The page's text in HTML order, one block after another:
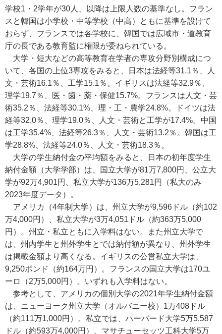
学校1・2学年が30人、以降は上限人数の基準なし。フラン
スと韓国は小学校・中等学校（中高）ともに基準を設けて
おらず、フランスでは各学校に、韓国では広域市・道教育
庁の長である教育監に権限が委ねられている。
大学・短大などの高等教育在学者の専攻分野別構成につ
いて、各国の上位3専攻をみると、日本は法経等31.1％、人
文・芸術16.1％、工学15.1％。イギリスは法経等32.9％、
理学19.7％、医・歯・薬・保健15.7%。フランスは人文・芸
術35.2％、法経等30.1%、理・工・農学24.8%。ドイツは法
経等32.0％、理学19.0％、人文・芸術と工学が17.4%。中国
は工学35.4%、法経等26.3％、人文・芸術13.2％。韓国は工
学28.8%、法経等24.0％、人文・芸術18.3％。
大学の学生納付金の平均額をみると、日本の初年度学生
納付金額（大学学部）は、国立大学が81万7,800円、公立大
学が92万4,901円、私立大学が136万5,281円（私大のみ
2023年度データ）。
アメリカ（4年制大学）は、州立大学が9,596ドル（約102
万4,000円）、私立大学が3万4,051ドル（約363万5,000
円）。州立・私立ともに入学料はない。また州立大学で
は、州内学生と州外学生とでは納付額が異なり、州外学生
は掲載金額より高くなる。イギリスの公営私立大学は、
9,250ポンド（約164万円）。フランスの国立大学は170ユ
ーロ（2万5,000円）。いずれも入学料はない。
参考として、アメリカの個別大学の2021年学生納付金額
は、ニューヨーク州立大学（オルバニー校）1万408ドル
（約111万1,000円）。私立では、ハーバード大学5万5,587
ドル（約593万4,000円）、マサチューセッツ工科大学5万